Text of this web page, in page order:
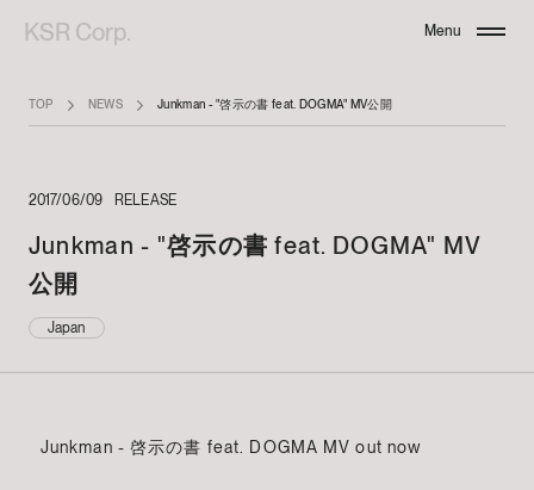
KSR Corp. Menu
TOP NEWS Junkman - "啓示の書 feat. DOGMA" MV公開
2017/06/09 RELEASE
Junkman - "啓示の書 feat. DOGMA" MV
公開
Japan
Junkman - 啓示の書 feat. DOGMA MV out now